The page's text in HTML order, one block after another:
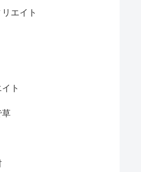
エイト
ト
草